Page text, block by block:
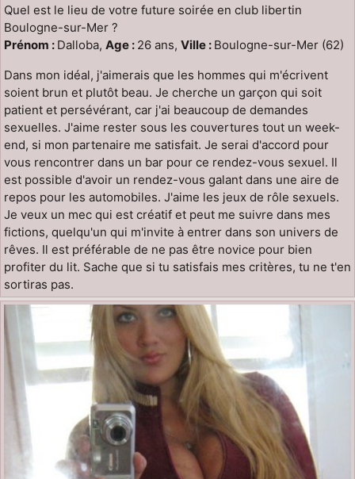
Quel est le lieu de votre future soirée en club libertin
Boulogne-sur-Mer ?
Prénom : Dalloba, Age : 26 ans, Ville : Boulogne-sur-Mer (62)
Dans mon idéal, j'aimerais que les hommes qui m'écrivent
soient brun et plutôt beau. Je cherche un garçon qui soit
patient et persévérant, car j'ai beaucoup de demandes
sexuelles. J'aime rester sous les couvertures tout un week-
end, si mon partenaire me satisfait. Je serai d'accord pour
vous rencontrer dans un bar pour ce rendez-vous sexuel. Il
est possible d'avoir un rendez-vous galant dans une aire de
repos pour les automobiles. J'aime les jeux de rôle sexuels.
Je veux un mec qui est créatif et peut me suivre dans mes
fictions, quelqu'un qui m'invite à entrer dans son univers de
rêves. Il est préférable de ne pas être novice pour bien
profiter du lit. Sache que si tu satisfais mes critères, tu ne t'en
sortiras pas.